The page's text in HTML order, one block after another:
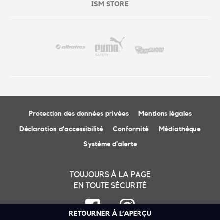
RETOURNER À L’APERÇU
ISM STORE
Protection des données privées Mentions légales
Déclaration d'accessibilité Conformité Médiathèque
Système d'alerte
TOUJOURS À LA PAGE
EN TOUTE SÉCURITÉ